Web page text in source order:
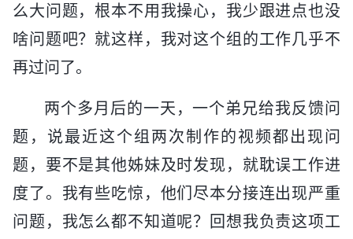
么大问题，根本不用我操心，我少跟进点也没
啥问题吧？就这样，我对这个组的工作几乎不
再过问了。
两个多月后的一天，一个弟兄给我反馈问
题，说最近这个组两次制作的视频都出现问
题，要不是其他姊妹及时发现，就耽误工作进
度了。我有些吃惊，他们尽本分接连出现严重
问题，我怎么都不知道呢？回想我负责这项工